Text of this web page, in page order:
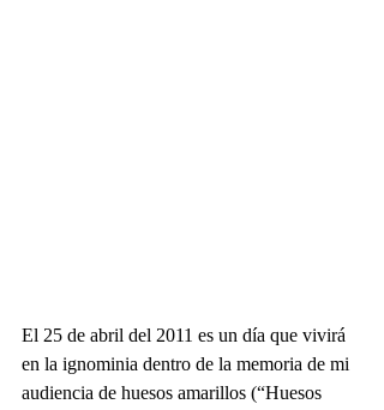
El 25 de abril del 2011 es un día que vivirá
en la ignominia dentro de la memoria de mi
audiencia de huesos amarillos (“Huesos